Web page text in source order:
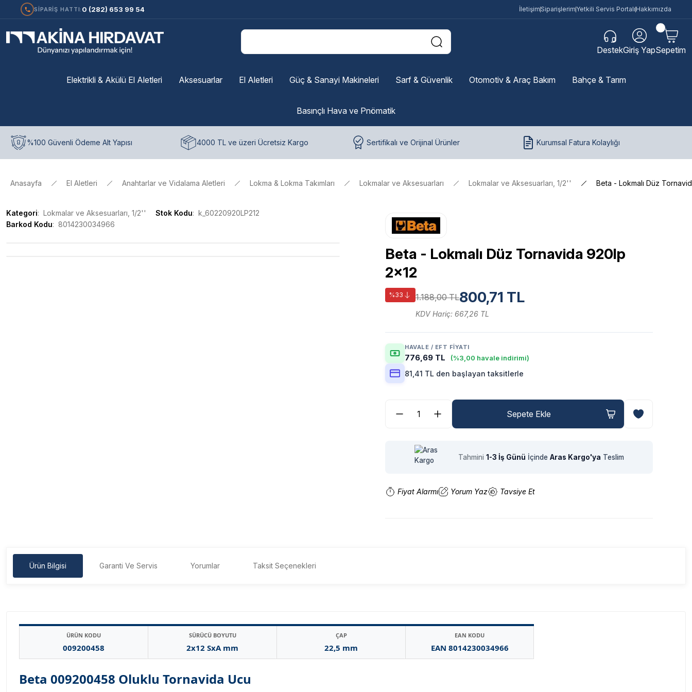
SİPARİŞ HATTI: 0 (282) 653 99 54 İletişimSiparişlerim Yetkili Servis Portalı Hakkımızda
DestekGiriş YapSepetim
Elektrikli & Akülü El Aletleri Aksesuarlar El Aletleri Güç & Sanayi Makineleri Sarf & Güvenlik Otomotiv & Araç Bakım Bahçe & Tarım
Basınçlı Hava ve Pnömatik
%100 Güvenli Ödeme Alt Yapısı 4000 TL ve üzeri Ücretsiz Kargo Sertifikalı ve Orijinal Ürünler Kurumsal Fatura Kolaylığı
Anasayfa El Aletleri Anahtarlar ve Vidalama Aletleri Lokma & Lokma Takımları Lokmalar ve Aksesuarları Lokmalar ve Aksesuarları, 1/2'' Beta - Lokmalı Düz
Kategori Lokmalar ve Aksesuarları, 1/2'' Stok Kodu
k_60220920LP212
Barkod Kodu
8014230034966
Beta - Lokmalı Düz Tornavida 920lp
2x12
%33 1.188,00 TL800,71 TL
KDV Hariç: 667,26 TL
HAVALE / EFT FIYATI
776,69 TL (%3,00 havale indirimi)
81,41 TL den başlayan taksitlerle
Sepete Ekle
Tahmini 1-3 İş Günü İçinde Aras Kargo'ya Teslim
Fiyat Alarmı Yorum Yaz Tavsiye Et
Ürün Bilgisi Garanti Ve Servis Yorumlar Taksit Seçenekleri
ÜRÜN KODU
009200458
SÜRÜCÜ BOYUTU
2x12 SxA mm
ÇAP
22,5 mm
EAN KODU
EAN 8014230034966
Beta 009200458 Oluklu Tornavida Ucu